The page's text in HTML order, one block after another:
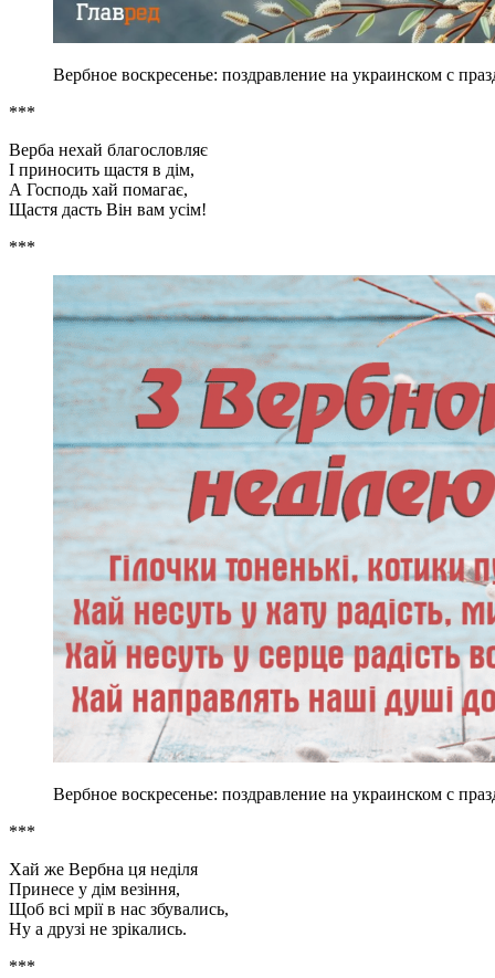
Вербное воскресенье: поздравление на украинском с
***
Верба нехай благословляє
І приносить щастя в дім,
А Господь хай помагає,
Щастя дасть Він вам усім!
***
Вербное воскресенье: поздравление на украинском с
***
Хай же Вербна ця неділя
Принесе у дім везіння,
Щоб всі мрії в нас збувались,
Ну а друзі не зрікались.
***